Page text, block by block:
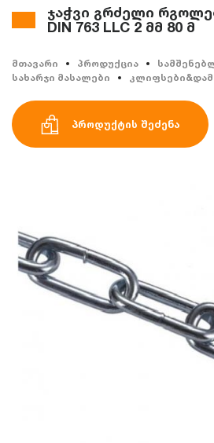
ჯაჭვი გრძელი
DIN 763 LLC 2 მმ 80 მ
მთავარი პროდუქცია
სახარჯი მასალები
პროდუქტის შეძენა